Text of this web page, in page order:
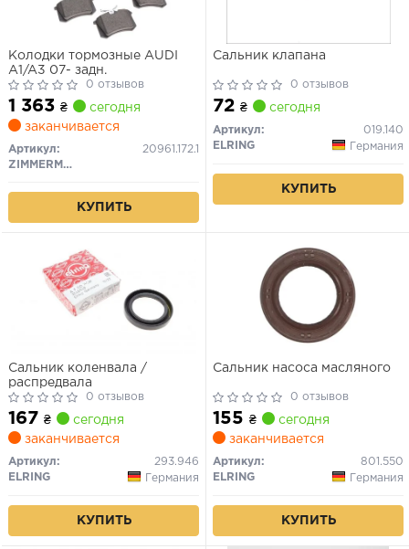
Колодки тормозные AUDI
A1/A3 07- задн.
0 отзывов
1 363 ₴
сегодня
заканчивается
Артикул:
20961.172.1
ZIMMERMANN
КУПИТЬ
Сальник клапана
0 отзывов
72 ₴ сегодня
Артикул:
019.140
ELRING
Германия
КУПИТЬ
Сальник коленвала /
распредвала
0 отзывов
167 ₴
сегодня
заканчивается
Артикул:
293.946
ELRING
Германия
КУПИТЬ
Сальник насоса масляного
0 отзывов
155 ₴
сегодня
заканчивается
Артикул:
801.550
ELRING
Германия
КУПИТЬ